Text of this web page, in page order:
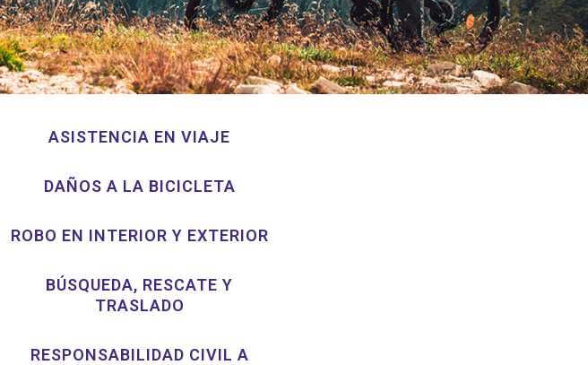
ASISTENCIA EN VIAJE
DAÑOS A LA BICICLETA
ROBO EN INTERIOR Y EXTERIOR
BÚSQUEDA, RESCATE Y
TRASLADO
RESPONSABILIDAD CIVIL A